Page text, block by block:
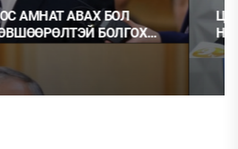
ГЭМТ ХЭРЭГ ГЭЭД, НӨГӨӨГ
ЁС УУ?